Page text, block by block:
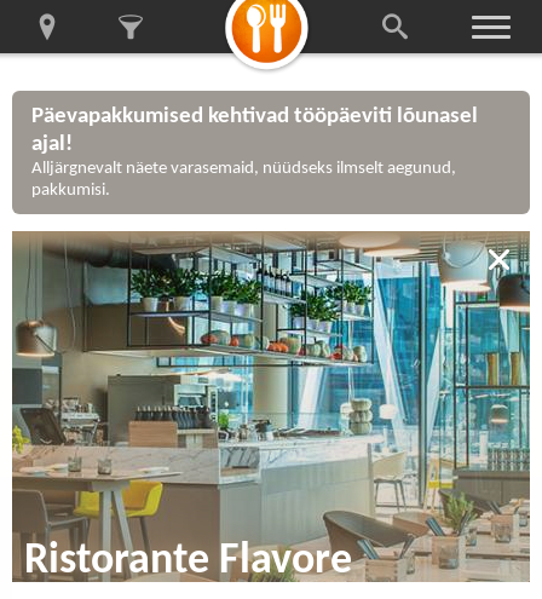
Päevapakkumised kehtivad tööpäeviti lõunasel
ajal!
Alljärgnevalt näete varasemaid, nüüdseks ilmselt aegunud,
pakkumisi.
Ristorante Flavore